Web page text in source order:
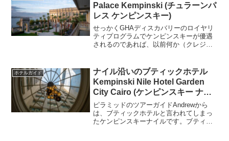
Palace Kempinski (チュラーンパ
レス ケンピンスキー)
せっかくGHAディスカバリーのロイヤリ
ティプログラムでケンピンスキーが優遇
されるのであれば、以前何か（クレジッ
宮殿ホテルに行っておこうと。このホテ
ルは名前の通り、元々は...
ホテルガイド
ナイル沿いのブティックホテル
Kempinski Nile Hotel Garden
City Cairo (ケンピンスキー ナイ
ル ホテル)
ピラミッドのツアーガイドAndrewから
は、ブティックホテルと言われてしまっ
たケンピンスキーナイルです。ブティッ